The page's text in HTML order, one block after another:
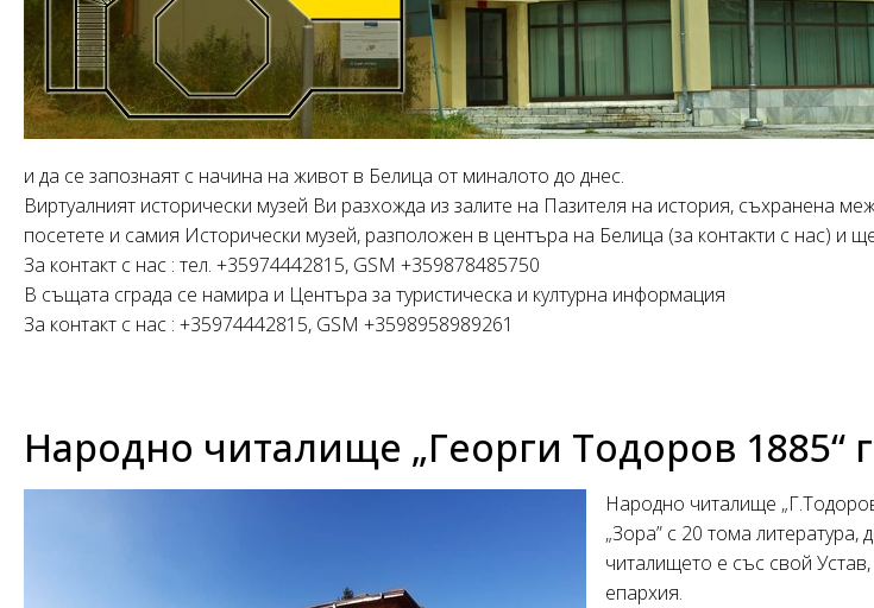
и да се запознаят с начина на живот в Белица от миналото до днес.
Виртуалният исторически музей Ви разхожда из залите на Пазителя на история, съхранена
посетете и самия Исторически музей, разположен в центъра на Белица (за контакти с нас) и
За контакт с нас : тел. +35974442815, GSM +359878485750
В същата сграда се намира и Центъра за туристическа и културна информация
За контакт с нас : +35974442815, GSM +3598958989261
Народно читалище „Георги Тодоров 1885“
Народно читалище
„Зора” с 20 тома
читалището е със свой
епархия.